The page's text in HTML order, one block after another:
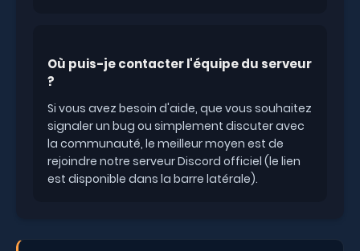
Où puis-je contacter l'équipe du serveur
?
Si vous avez besoin d'aide, que vous souhaitez
signaler un bug ou simplement discuter avec
la communauté, le meilleur moyen est de
rejoindre notre serveur Discord officiel (le lien
est disponible dans la barre latérale).